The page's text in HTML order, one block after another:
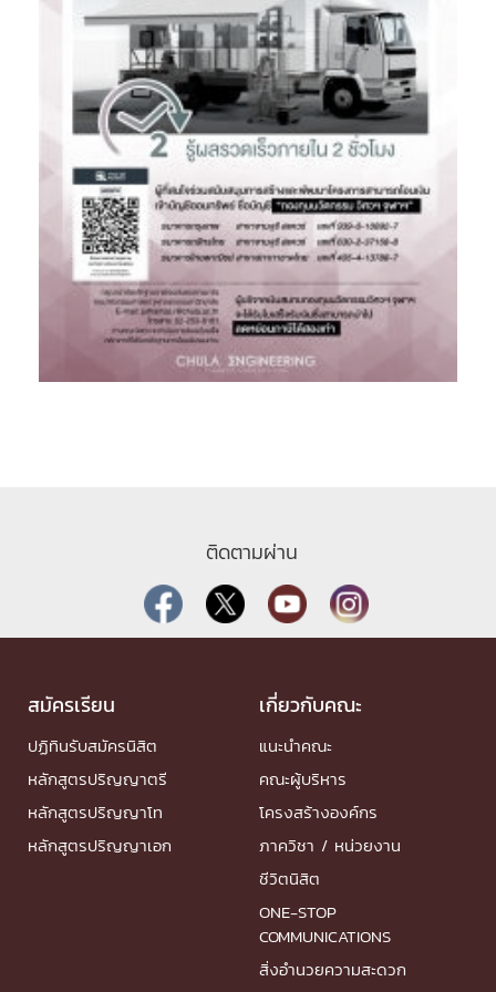
ติดตามผ่าน
สมัครเรียน
ปฏิทินรับสมัครนิสิต
หลักสูตรปริญญาตรี
หลักสูตรปริญญาโท
หลักสูตรปริญญาเอก
เกี่ยวกับคณะ
แนะนำคณะ
คณะผู้บริหาร
โครงสร้างองค์กร
ภาควิชา / หน่วยงาน
ชีวิตนิสิต
ONE-STOP
COMMUNICATIONS
สิ่งอำนวยความสะดวก